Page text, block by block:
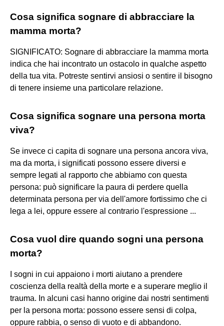
Cosa significa sognare di abbracciare la
mamma morta?
SIGNIFICATO: Sognare di abbracciare la mamma morta
indica che hai incontrato un ostacolo in qualche aspetto
della tua vita. Potreste sentirvi ansiosi o sentire il bisogno
di tenere insieme una particolare relazione.
Cosa significa sognare una persona morta
viva?
Se invece ci capita di sognare una persona ancora viva,
ma da morta, i significati possono essere diversi e
sempre legati al rapporto che abbiamo con questa
persona: può significare la paura di perdere quella
determinata persona per via dell'amore fortissimo che ci
lega a lei, oppure essere al contrario l'espressione ...
Cosa vuol dire quando sogni una persona
morta?
I sogni in cui appaiono i morti aiutano a prendere
coscienza della realtà della morte e a superare meglio il
trauma. In alcuni casi hanno origine dai nostri sentimenti
per la persona morta: possono essere sensi di colpa,
oppure rabbia, o senso di vuoto e di abbandono.